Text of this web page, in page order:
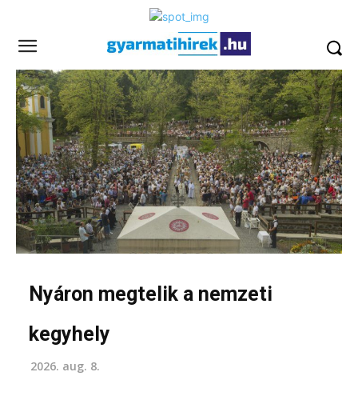
Nyáron megtelik a nemzeti
kegyhely
2026. aug. 8.